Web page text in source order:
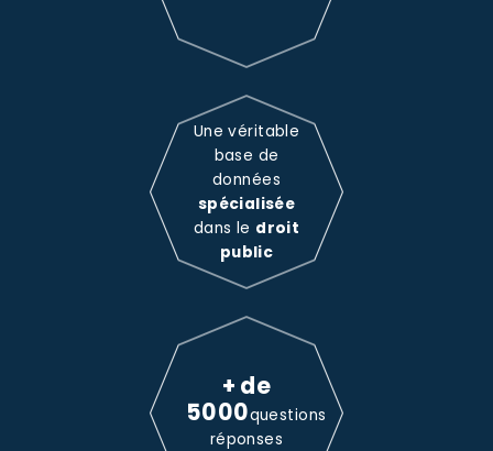
Une véritable
base de
données
spécialisée
dans le droit
public
+ de
5000questions
réponses